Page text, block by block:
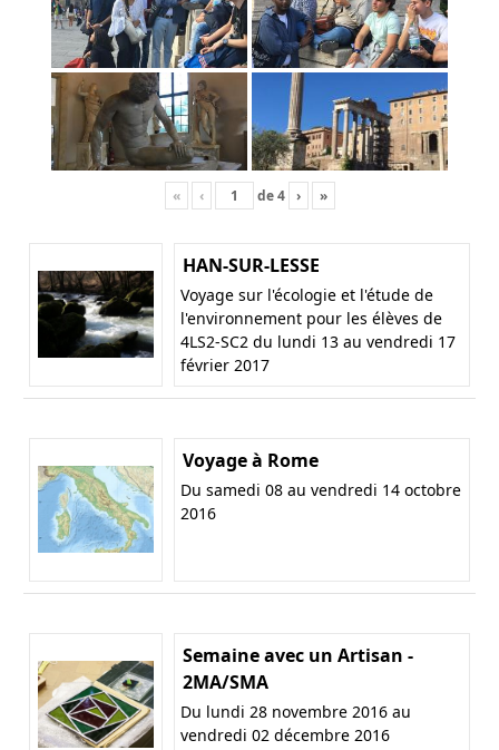
« ‹ de4 › »
HAN-SUR-LESSE
Voyage sur l'écologie et l'étude de
l'environnement pour les élèves de
4LS2-SC2 du lundi 13 au vendredi 17
février 2017
Voyage à Rome
Du samedi 08 au vendredi 14 octobre
2016
Semaine avec un Artisan -
2MA/SMA
Du lundi 28 novembre 2016 au
vendredi 02 décembre 2016